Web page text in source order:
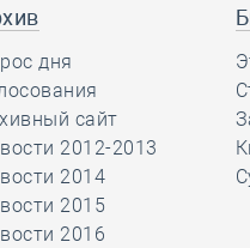
дня
сайт
2012-2013
2014
2015
2016